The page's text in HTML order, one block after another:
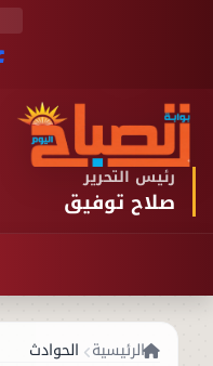
رئيس التحرير
صلاح توفيق
الرئيسية الحوادث